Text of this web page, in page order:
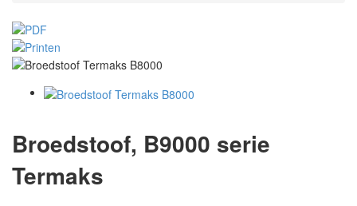
Broedstoof, B9000 serie
Termaks